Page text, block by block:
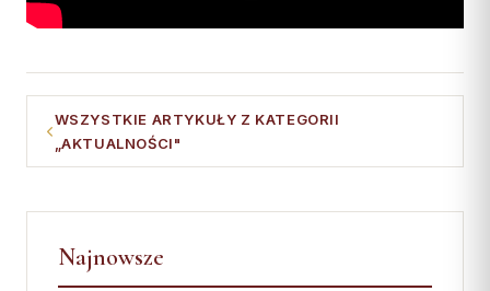
WSZYSTKIE ARTYKUŁY Z KATEGORII
„AKTUALNOŚCI"
Najnowsze